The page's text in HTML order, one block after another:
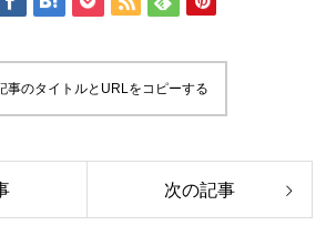
事のタイトルとURLをコピーする
次の記事